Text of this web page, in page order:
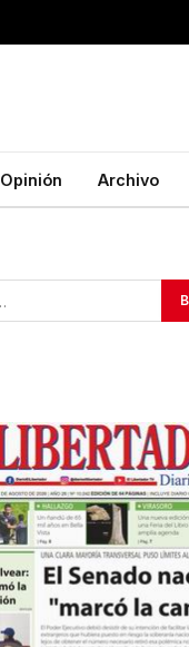
Opinión Archivo